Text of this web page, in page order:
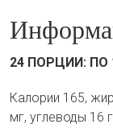
24 ПОРЦИИ: ПО
Калории 165,
мг, углеводы 16